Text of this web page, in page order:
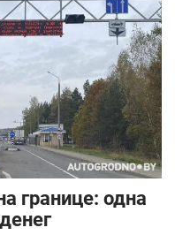
границе: одна